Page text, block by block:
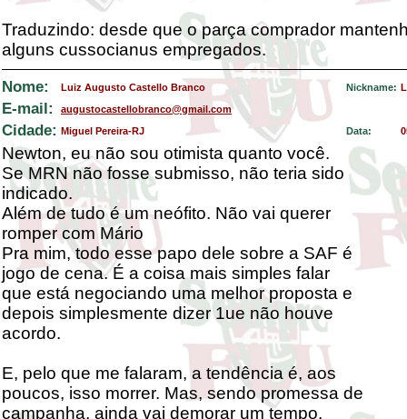
Traduzindo: desde que o parça comprador
alguns cussocianus empregados.
Nome: Luiz Augusto Castello Branco Nickname:
E-mail: augustocastellobranco@gmail.com
Cidade: Miguel Pereira-RJ Data:
Newton, eu não sou otimista quanto você.
Se MRN não fosse submisso, não teria sido
indicado.
Além de tudo é um neófito. Não vai querer
romper com Mário
Pra mim, todo esse papo dele sobre a SAF é
jogo de cena. É a coisa mais simples falar
que está negociando uma melhor proposta e
depois simplesmente dizer 1ue não houve
acordo.
E, pelo que me falaram, a tendência é, aos
poucos, isso morrer. Mas, sendo promessa de
campanha, ainda vai demorar um tempo.